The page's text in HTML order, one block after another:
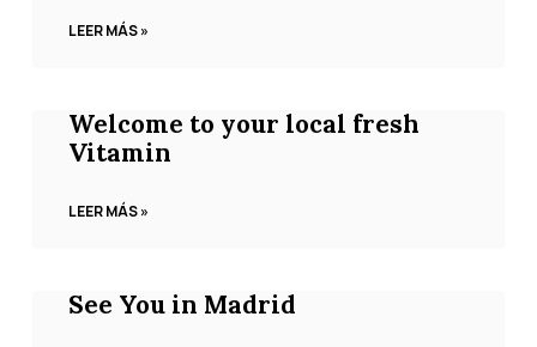
LEER MÁS »
Welcome to your local fresh
Vitamin
LEER MÁS »
See You in Madrid